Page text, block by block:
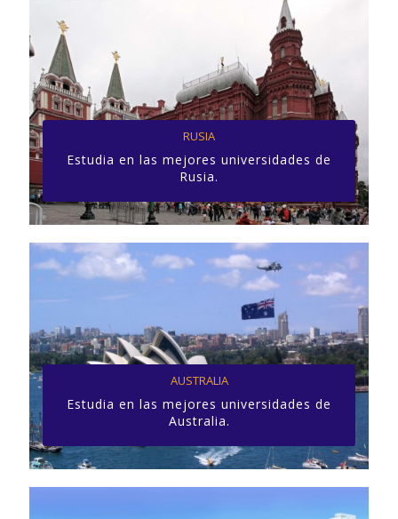
RUSIA
Estudia en las mejores universidades de
Rusia.
AUSTRALIA
Estudia en las mejores universidades de
Australia.